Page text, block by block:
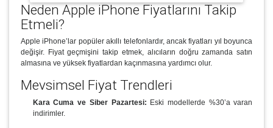
Neden Apple iPhone Fiyatlarını Takip
Etmeli?
Apple iPhone’lar popüler akıllı telefonlardır, ancak fiyatları yıl boyunca
değişir. Fiyat geçmişini takip etmek, alıcıların doğru zamanda satın
almasına ve yüksek fiyatlardan kaçınmasına yardımcı olur.
Mevsimsel Fiyat Trendleri
Kara Cuma ve Siber Pazartesi: Eski modellerde %30’a varan
indirimler.